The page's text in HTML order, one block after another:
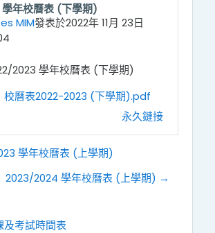
年校曆表 (下學期)
MIM發表於2022年 11月 23日
replies: 0
2023 學年校曆表 (下學期)
校曆表2022-2023 (下學期).pdf
永久鏈接
學年校曆表 (上學期)
2023/2024 學年校曆表 (上學期) →
考試時間表